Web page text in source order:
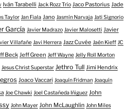
Iván Tarabelli Jack Rozz Trío Jaco Pastorius Jade
Taylor Jan Fiala Jano Jasmín Narvaja Jati Signorio
García Javier Madrazo Javier Malosetti Javier
Villafañe Javi Herrera Jazz Cuvée Jaén Kieff JC
Beck Jeff Green Jeff Wayne Jelly Roll Morton
Jesus Christ Superstar Jethro Tull Jimi Hendrix
Joaco Vaccari Joaquín Fridman Joaquín
Joe Chawki Joel Castañeda Iñiguez John
John Mayer John McLaughlin John Miles